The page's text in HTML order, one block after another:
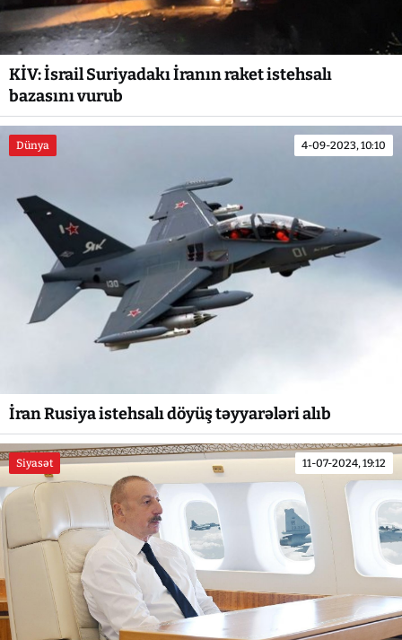
KİV: İsrail Suriyadakı İranın raket istehsalı
bazasını vurub
Dünya 4-09-2023, 10:10
İran Rusiya istehsalı döyüş təyyarələri alıb
Siyasət 11-07-2024, 19:12